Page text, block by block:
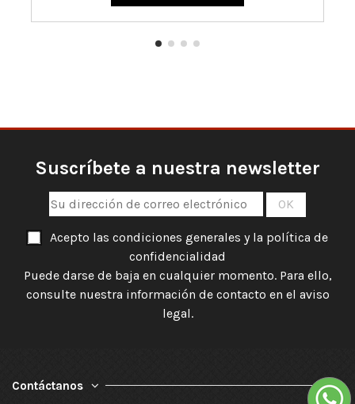
Suscríbete a nuestra newsletter
Acepto las condiciones generales y la política de
confidencialidad
Puede darse de baja en cualquier momento. Para ello,
consulte nuestra información de contacto en el aviso
legal.
Contáctanos